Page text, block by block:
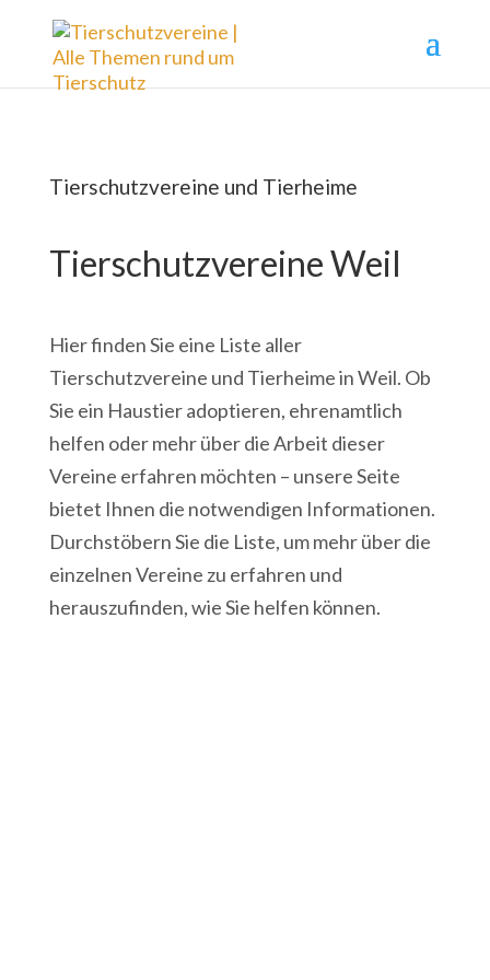
Tierschutzvereine und Tierheime
Tierschutzvereine Weil
Hier finden Sie eine Liste aller
Tierschutzvereine und Tierheime in Weil. Ob
Sie ein Haustier adoptieren, ehrenamtlich
helfen oder mehr über die Arbeit dieser
Vereine erfahren möchten – unsere Seite
bietet Ihnen die notwendigen Informationen.
Durchstöbern Sie die Liste, um mehr über die
einzelnen Vereine zu erfahren und
herauszufinden, wie Sie helfen können.